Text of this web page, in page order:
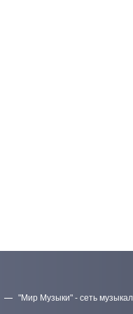
"Мир Музыки" - сеть